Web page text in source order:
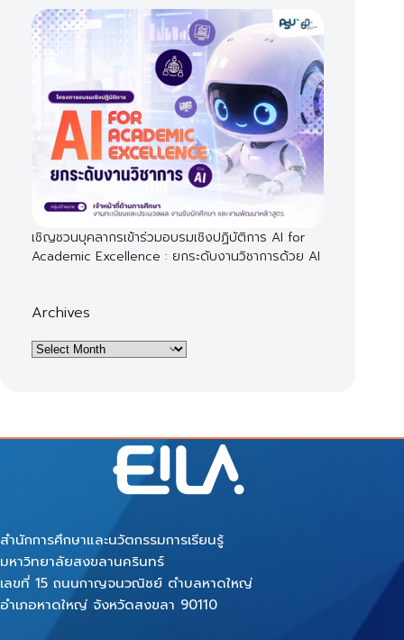
เชิญชวนบุคลากรเข้าร่วมอบรมเชิงปฏิบัติการ AI for
Academic Excellence : ยกระดับงานวิชาการด้วย AI
Archives
Archives
สำนักการศึกษาและนวัตกรรมการเรียนรู้
มหาวิทยาลัยสงขลานครินทร์
เลขที่ 15 ถนนกาญจนวณิชย์ ตำบลหาดใหญ่
อำเภอหาดใหญ่ จังหวัดสงขลา 90110